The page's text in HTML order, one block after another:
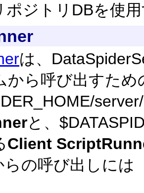
ポジトリDBを使
は、
から呼び出すため
と、
Client
らの呼び出しには